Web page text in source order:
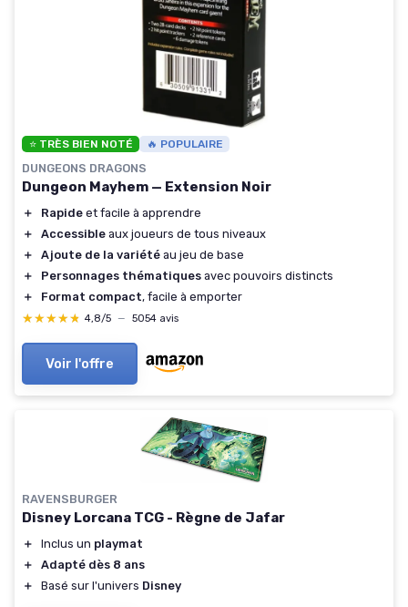
⭐ TRÈS BIEN NOTÉ 🔥 POPULAIRE
DUNGEONS DRAGONS
Dungeon Mayhem — Extension Noir
＋ Rapide et facile à apprendre
＋
Accessible aux joueurs de tous niveaux
＋
Ajoute de la variété au jeu de base
＋
Personnages thématiques avec pouvoirs distincts
＋
Format compact, facile à emporter
★★★★★
★★★★★ 4,8/5 — 5054 avis
Voir l'offre
RAVENSBURGER
Disney Lorcana TCG - Règne de Jafar
＋ Inclus un playmat
＋
Adapté dès 8 ans
＋
Basé sur l'univers Disney